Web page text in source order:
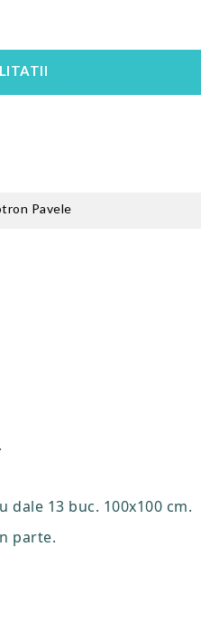
Pavele
13 buc. 100x100 cm.
parte.